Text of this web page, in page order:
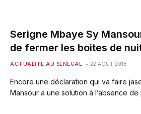
Serigne Mbaye Sy
de fermer les boites de
ACTUALITÉ AU SÉNÉGAL 22 AOÛT 2018
Encore une déclaration qui va faire
Mansour a une solution à l’absence